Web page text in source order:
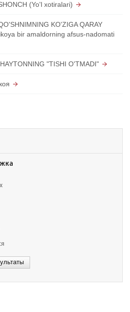
(Yo'l xotiralari)
KO'ZIGA QARAY
bir amaldorning afsus-nadomati
"TISHI O'TMADI"